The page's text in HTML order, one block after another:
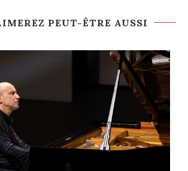
PEUT-ÊTRE AUSSI